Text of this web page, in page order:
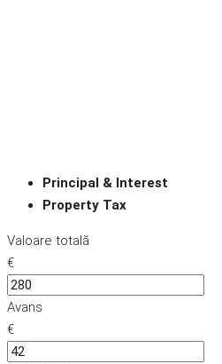
Principal & Interest
Property Tax
Valoare totală
€
Avans
€